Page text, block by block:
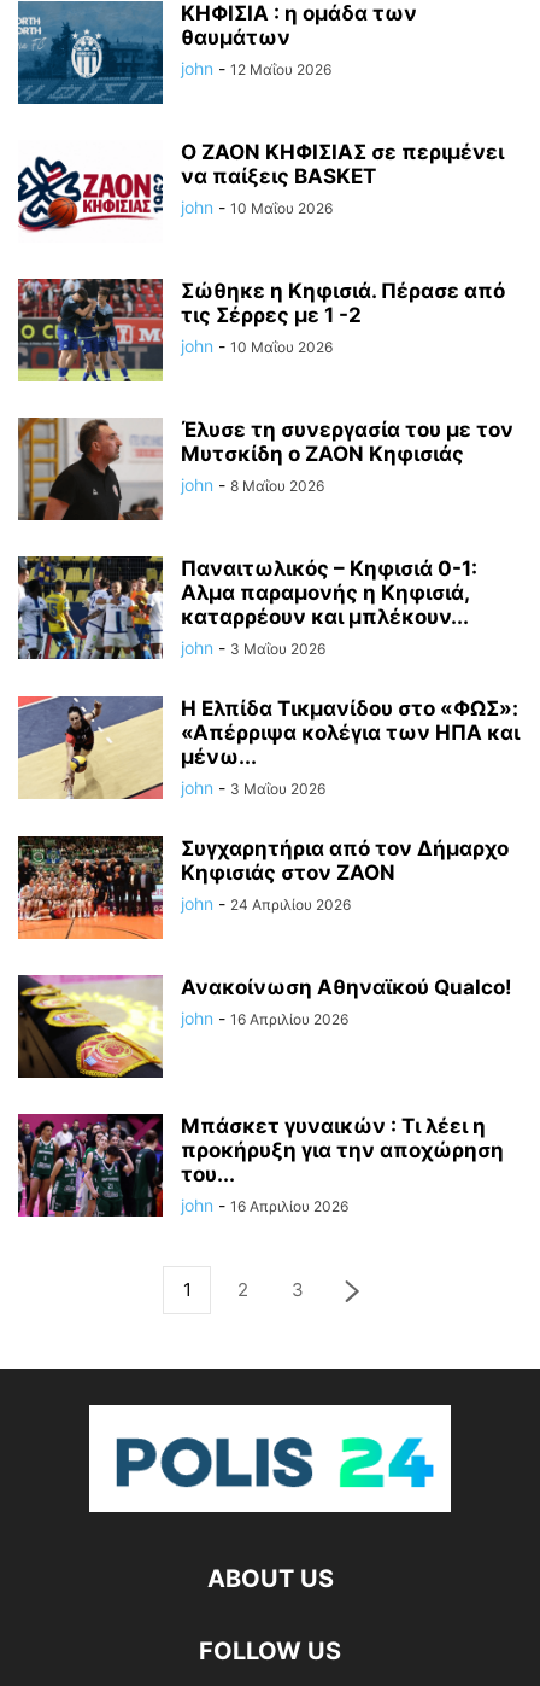
ΚΗΦΙΣΙΑ : η ομάδα των
θαυμάτων
john - 12 Μαΐου 2026
Ο ΖΑΟΝ ΚΗΦΙΣΙΑΣ σε περιμένει
να παίξεις BASKET
john - 10 Μαΐου 2026
Σώθηκε η Κηφισιά. Πέρασε από
τις Σέρρες με 1 -2
john - 10 Μαΐου 2026
Έλυσε τη συνεργασία του με τον
Μυτσκίδη ο ΖΑΟΝ Κηφισιάς
john - 8 Μαΐου 2026
Παναιτωλικός – Κηφισιά 0-1:
Αλμα παραμονής η Κηφισιά,
καταρρέουν και μπλέκουν...
john - 3 Μαΐου 2026
Η Ελπίδα Τικμανίδου στο «ΦΩΣ»:
«Απέρριψα κολέγια των ΗΠΑ και
μένω...
john - 3 Μαΐου 2026
Συγχαρητήρια από τον Δήμαρχο
Κηφισιάς στον ΖΑΟΝ
john - 24 Απριλίου 2026
Ανακοίνωση Αθηναϊκού Qualco!
john - 16 Απριλίου 2026
Μπάσκετ γυναικών : Τι λέει η
προκήρυξη για την αποχώρηση
του...
john - 16 Απριλίου 2026
1 2 3
ABOUT US
FOLLOW US